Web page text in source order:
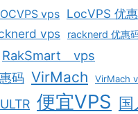
vps LocVPS 优
vps racknerd 优惠
RakSmart vps
码 VirMach VirMach
便宜VPS 国